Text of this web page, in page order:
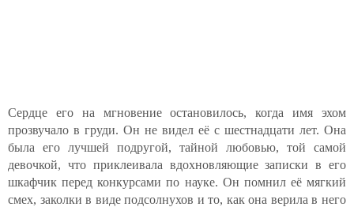
Сердце его на мгновение остановилось, когда имя эхом
прозвучало в груди. Он не видел её с шестнадцати лет. Она
была его лучшей подругой, тайной любовью, той самой
девочкой, что приклеивала вдохновляющие записки в его
шкафчик перед конкурсами по науке. Он помнил её мягкий
смех, заколки в виде подсолнухов и то, как она верила в него